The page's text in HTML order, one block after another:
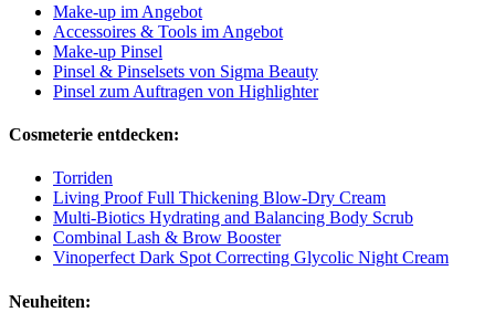
Make-up im Angebot
Accessoires & Tools im Angebot
Make-up Pinsel
Pinsel & Pinselsets von Sigma Beauty
Pinsel zum Auftragen von Highlighter
Cosmeterie entdecken:
Torriden
Living Proof Full Thickening Blow-Dry Cream
Multi-Biotics Hydrating and Balancing Body Scrub
Combinal Lash & Brow Booster
Vinoperfect Dark Spot Correcting Glycolic Night Cream
Neuheiten: